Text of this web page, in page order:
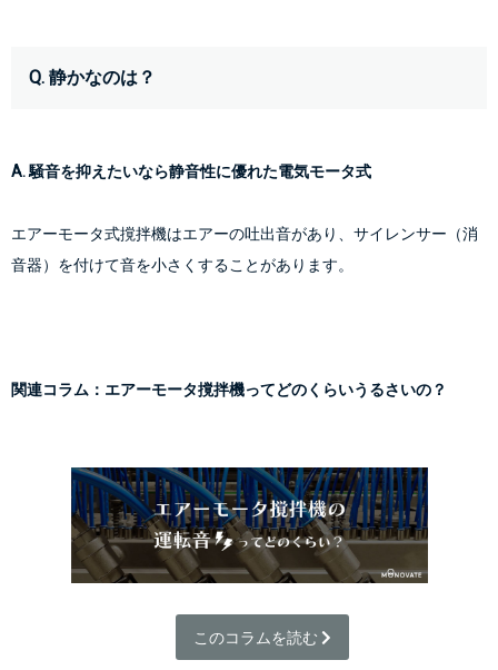
Q. 静かなのは？
A. 騒音を抑えたいなら静音性に優れた電気モータ式
エアーモータ式撹拌機はエアーの吐出音があり、サイレンサー（消
音器）を付けて音を小さくすることがあります。
関連コラム：エアーモータ撹拌機ってどのくらいうるさいの？
このコラムを読む